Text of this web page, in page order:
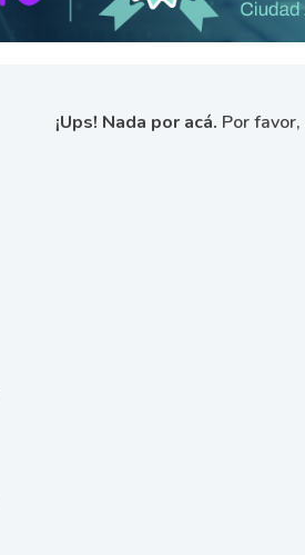
¡Ups! Nada por acá. Por